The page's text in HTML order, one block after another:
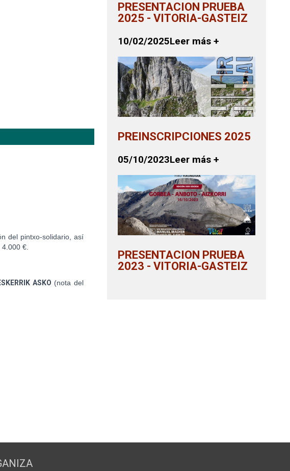
PRESENTACION PRUEBA
2025 - VITORIA-GASTEIZ
10/02/2025Leer más +
PREINSCRIPCIONES 2025
05/10/2023Leer más +
PRESENTACION PRUEBA
2023 - VITORIA-GASTEIZ
del pintxo-solidario, así
€.
ASKO (nota del